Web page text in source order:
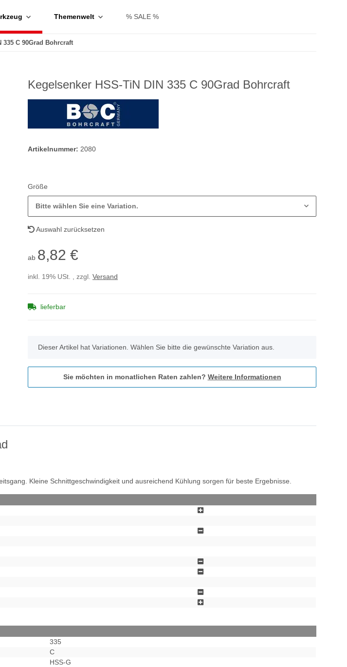
Themenwelt % SALE %
335 C 90Grad Bohrcraft
Kegelsenker HSS-TiN DIN 335 C 90Grad Bohrcraft
Artikelnummer: 2080
Größe
Bitte wählen Sie eine Variation.
Auswahl zurücksetzen
ab 8,82 €
inkl. 19% USt. , zzgl. Versand
lieferbar
x
Dieser Artikel hat Variationen. Wählen Sie bitte die gewünschte Variation aus.
Sie möchten in monatlichen Raten zahlen? Weitere Informationen
Kleine Schnittgeschwindigkeit und ausreichend Kühlung sorgen für beste Ergebnisse.
335
C
HSS-G